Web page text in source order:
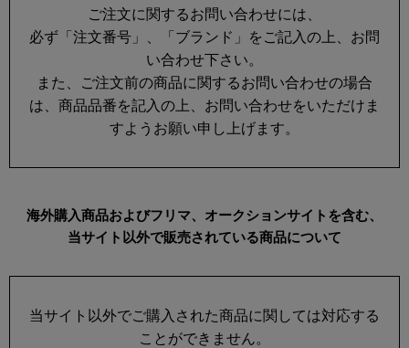
ご注文に関するお問い合わせには、
必ず「注文番号」、「ブランド」をご記入の上、お問
い合わせ下さい。
また、ご注文前の商品に関するお問い合わせの場合
は、商品品番を記入の上、お問い合わせをいただけま
すようお願い申し上げます。
海外購入商品およびフリマ、オークションサイトを含む、
当サイト以外で販売されている商品について
当サイト以外でご購入された商品に関しては対応する
ことができません。